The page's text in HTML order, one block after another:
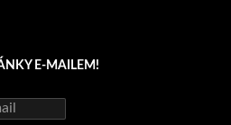
E-MAILEM!